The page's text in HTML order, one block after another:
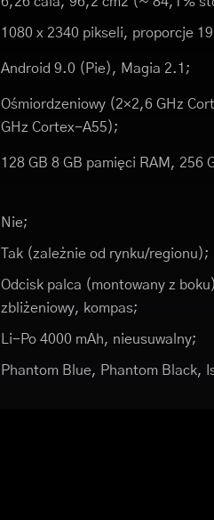
1080 x 2340 pikseli, proporcje
Android 9.0 (Pie), Magia 2.1;
Ośmiordzeniowy (2×2,6 GHz
GHz Cortex-A55);
128 GB 8 GB pamięci RAM, 256
Nie;
Tak (zależnie od rynku/regionu);
Odcisk palca (montowany z
zbliżeniowy, kompas;
Li-Po 4000 mAh, nieusuwalny;
Phantom Blue, Phantom Black,